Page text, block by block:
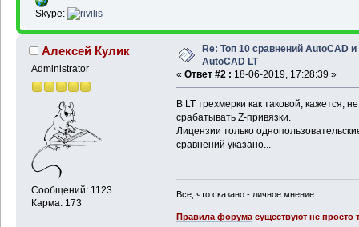
Skype:
Алексей Кулик
Administrator
Сообщений: 1123
Карма: 173
Re: Топ 10 сравнений AutoCAD и
AutoCAD LT
« Ответ #2 : 18-06-2019, 17:28:39 »
В LT трехмерки как таковой, кажется,
срабатывать Z-привязки.
Лицензии только
сравнений указано...
Все, что сказано - личное мнение.
Правила форумасуществуют не просто